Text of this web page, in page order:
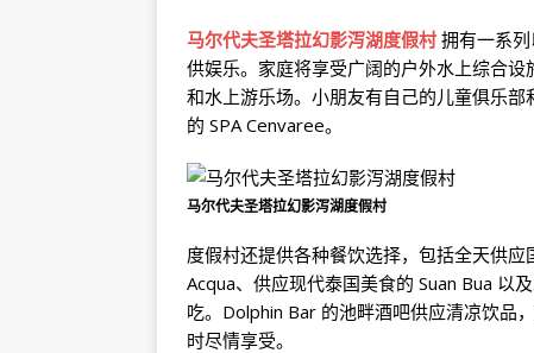
马尔代夫圣塔拉幻影泻湖度假村 拥有一系
供娱乐。家庭将享受广阔的户外水上综合
和水上游乐场。小朋友有自己的儿童俱乐
的 SPA Cenvaree。
马尔代夫圣塔拉幻影泻湖度假村
度假村还提供各种餐饮选择，包括全天供
Acqua、供应现代泰国美食的 Suan Bua 以
吃。Dolphin Bar 的池畔酒吧供应清凉饮品
时尽情享受。